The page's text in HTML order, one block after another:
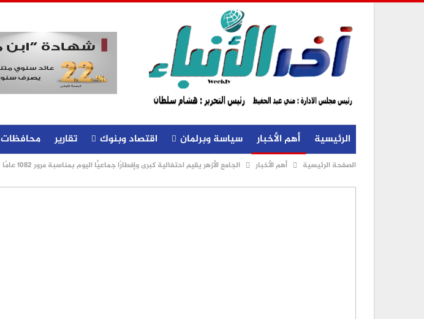
الرئيسية أهم الأخبار سياسة وبرلمان اقتصاد وبنوك تقارير محافظات
الصفحة الرئيسية أهم الأخبار الجامع الأزهر يقيم احتفالية كبرى وإفطارًا جماعيًّا اليوم بمناسبة مرور 1082 عامًا على تأسيسه